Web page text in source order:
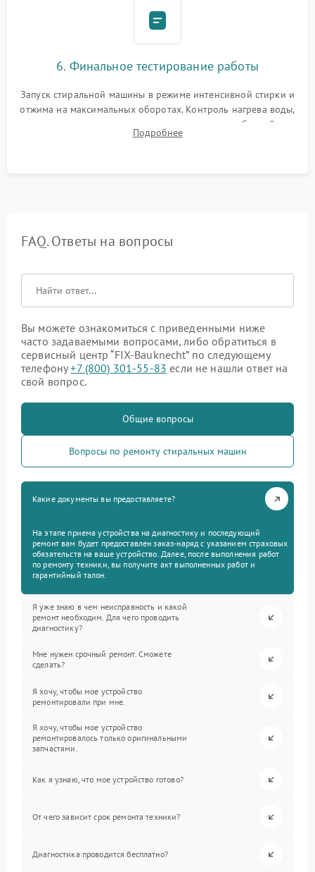
6. Финальное тестирование работы
Запуск стиральной машины в режиме интенсивной стирки и
отжима на максимальных оборотах. Контроль нагрева воды,
корректности слива, отсутствия излишних вибраций,
посторонних стуков и протечек под корпусом.
Подробнее
FAQ. Ответы на вопросы
Вы можете ознакомиться с приведенными ниже
часто задаваемыми вопросами, либо обратиться в
сервисный центр “FIX-Bauknecht” по следующему
телефону+7 (800) 301-55-83 если не нашли ответ на
свой вопрос.
Общие вопросы
Вопросы по ремонту стиральных машин
Какие документы вы предоставляете?
На этапе приема устройства на диагностику и последующий
ремонт вам будет предоставлен заказ-наряд с указанием страховых
обязательств на ваше устройство. Далее, после выполнения работ
по ремонту техники, вы получите акт выполненных работ и
гарантийный талон.
Я уже знаю в чем неисправность и какой
ремонт необходим. Для чего проводить
диагностику?
Мне нужен срочный ремонт. Сможете
сделать?
Я хочу, чтобы мое устройство
ремонтировали при мне.
Я хочу, чтобы мое устройство
ремонтировалось только оригинальными
запчастями.
Как я узнаю, что мое устройство готово?
От чего зависит срок ремонта техники?
Диагностика проводится бесплатно?